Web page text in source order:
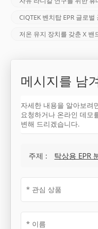
CIQTEK 벤치탑 EPR 글로벌
저온 유지 장치를 갖춘 X 밴
메시지를 남
자세한 내용을 알아보려
요청하거나 온라인 데모
변해 드리겠습니다.
주제 : 탁상용 EPR